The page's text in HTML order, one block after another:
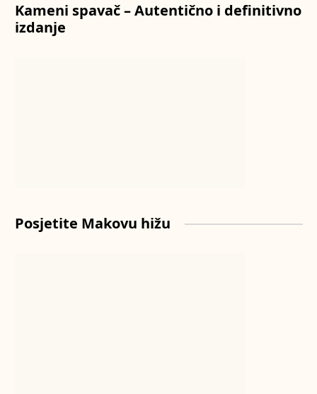
Kameni spavač – Autentično i definitivno
izdanje
Posjetite Makovu hižu